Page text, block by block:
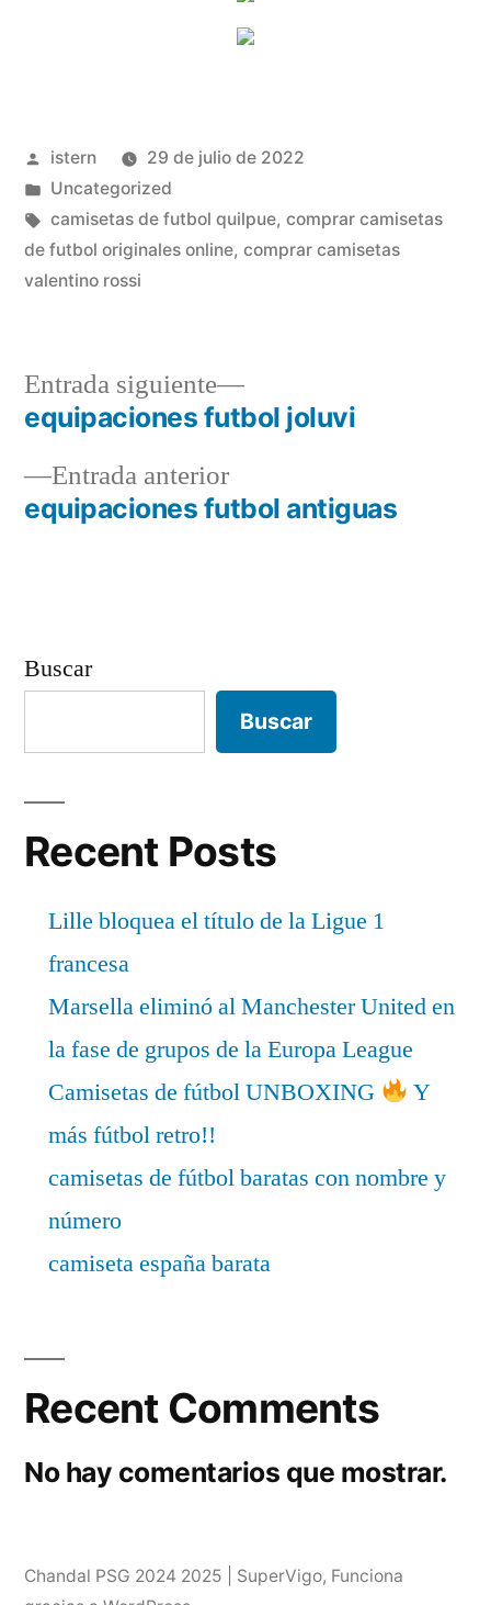
Publicado
por
istern
29 de julio de 2022
Publicado
en
Uncategorized
Etiquetas:
camisetas de futbol quilpue, comprar camisetas
de futbol originales online, comprar camisetas
valentino rossi
Navegación
de
entradas
Entrada anteriorEntrada
anterior:
equipaciones futbol antiguas
Entrada siguiente
Entrada
siguiente:
equipaciones futbol joluvi
Buscar
Buscar
Recent Posts
Lille bloquea el título de la Ligue 1
francesa
Marsella eliminó al Manchester United en
la fase de grupos de la Europa League
Camisetas de fútbol UNBOXING
Y
más fútbol retro!!
camisetas de fútbol baratas con nombre y
número
camiseta españa barata
Recent Comments
No hay comentarios que mostrar.
Chandal PSG 2024 2025 | SuperVigo, Funciona